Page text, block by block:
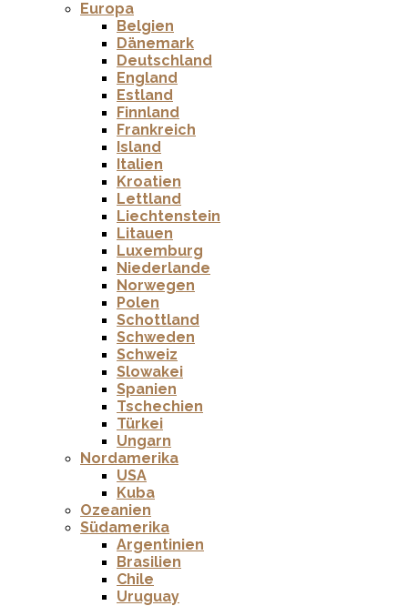
Europa
Belgien
Dänemark
Deutschland
England
Estland
Finnland
Frankreich
Island
Italien
Kroatien
Lettland
Liechtenstein
Litauen
Luxemburg
Niederlande
Norwegen
Polen
Schottland
Schweden
Schweiz
Slowakei
Spanien
Tschechien
Türkei
Ungarn
Nordamerika
USA
Kuba
Ozeanien
Südamerika
Argentinien
Brasilien
Chile
Uruguay